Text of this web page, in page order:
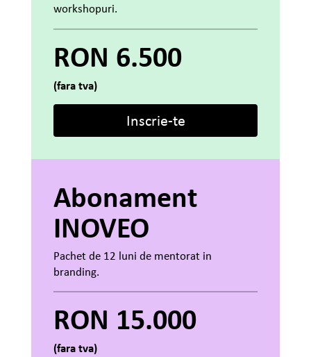
workshopuri.
RON 6.500
(fara tva)
Inscrie-te
Abonament
INOVEO
Pachet de 12 luni de mentorat in
branding.
RON 15.000
(fara tva)